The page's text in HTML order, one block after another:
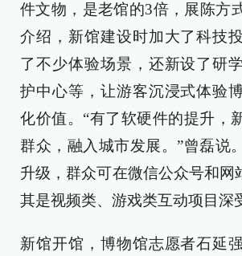
件文物，是老馆的3倍，展陈方
介绍，新馆建设时加大了科技
了不少体验场景，还新设了研
护中心等，让游客沉浸式体验
化价值。“有了软硬件的提升，
群众，融入城市发展。”曾磊说
升级，群众可在微信公众号和网
其是视频类、游戏类互动项目深
新馆开馆，博物馆志愿者石延